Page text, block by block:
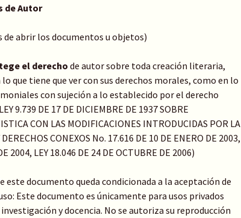
de Autor
de abrir los documentos u objetos)
el derecho de autor sobre toda creación literaria,
que tiene que ver con sus derechos morales, como en lo
con sujeción a lo establecido por el derecho
9.739 DE 17 DE DICIEMBRE DE 1937 SOBRE
CON LAS MODIFICACIONES INTRODUCIDAS POR LA
CONEXOS No. 17.616 DE 10 DE ENERO DE 2003,
2004, LEY 18.046 DE 24 DE OCTUBRE DE 2006)
este documento queda condicionada a la aceptación de
Este documento es únicamente para usos privados
y docencia. No se autoriza su reproducción